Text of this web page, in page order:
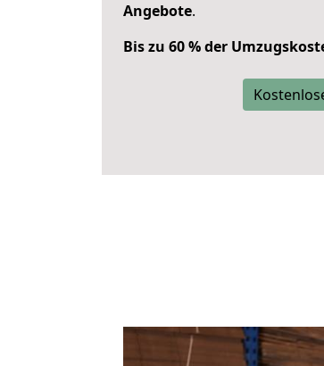
Angebote.
Bis zu 60 % der